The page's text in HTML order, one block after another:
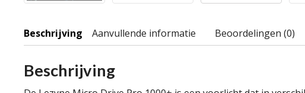
Beschrijving Aanvullende informatie Beoordelingen (0)
Beschrijving